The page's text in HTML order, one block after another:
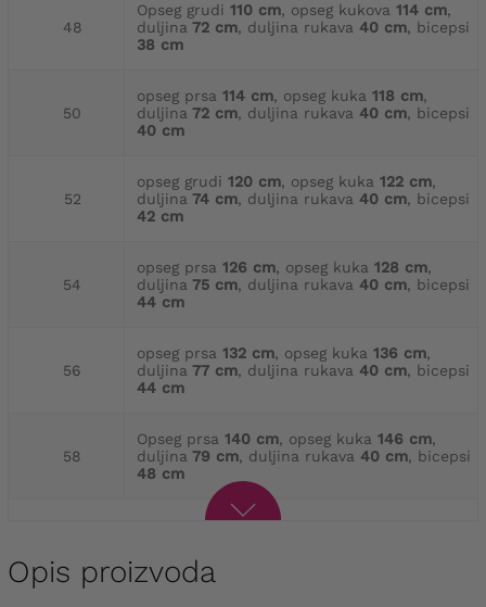
48
Opseg grudi 110 cm, opseg kukova 114 cm,
duljina 72 cm, duljina rukava 40 cm, bicepsi
38 cm
50
opseg prsa 114 cm, opseg kuka 118 cm,
duljina 72 cm, duljina rukava 40 cm, bicepsi
40 cm
52
opseg grudi 120 cm, opseg kuka 122 cm,
duljina 74 cm, duljina rukava 40 cm, bicepsi
42 cm
54
opseg prsa 126 cm, opseg kuka 128 cm,
duljina 75 cm, duljina rukava 40 cm, bicepsi
44 cm
56
opseg prsa 132 cm, opseg kuka 136 cm,
duljina 77 cm, duljina rukava 40 cm, bicepsi
44 cm
58
Opseg prsa 140 cm, opseg kuka 146 cm,
duljina 79 cm, duljina rukava 40 cm, bicepsi
48 cm
Opis proizvoda